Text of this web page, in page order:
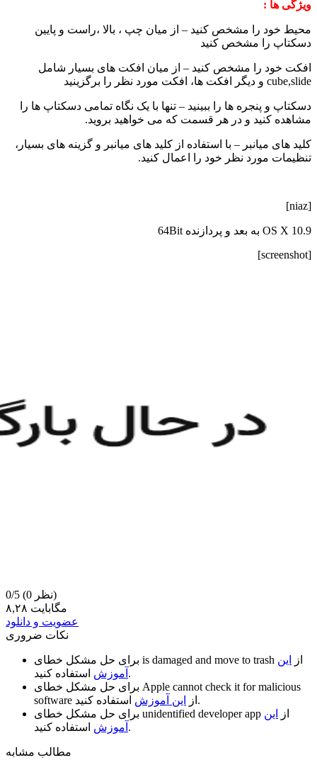
ویژگی ها :
محیط خود را مشخص کنید – از میان چپ ، بالا ،‌راست و پایین
دسکتاپ را مشخص کنید
افکت خود را مشخص کنید – از میان افکت های بسیار شامل
cube,slide و دیگر افکت ها، افکت مورد نظر را برگزینید
دسکتاپ و پنجره ها را ببینید – تنها با یک نگاه تمامی دسکتاپ ها را
مشاهده کنید و در هر قسمت که می خواهید بروید.
کلید های میانبر – با استفاده از کلید های میانبر و گزینه های بسیار،
تنظیمات مورد نظر خود را اعمال کنید.
[niaz]
OS X 10.9 به بعد و پردازنده 64Bit
[screenshot]
0/5
(0 نظر)
۸,۲۸ مگابایت
عضویت و دانلود
نکات ضروری
is damaged and move to trash از
این
آموزش استفاده کنید.
Apple cannot check it for malicious
software
از این آموزش
استفاده کنید.
unidentified developer app از
این
آموزش استفاده کنید.
مطالب مشابه